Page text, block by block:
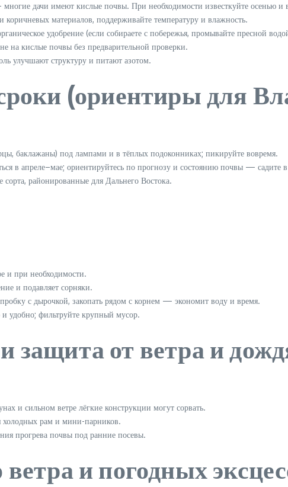
дачи имеют кислые почвы. При необходимости известкуйте осенью и
материалов, поддерживайте температуру и влажность.
удобрение (если собираете с побережья, промывайте пресной
кислые почвы без предварительной проверки.
улучшают структуру и питают азотом.
(ориентиры для
баклажаны) под лампами и в тёплых подоконниках; пикируйте вовремя.
в апреле–мае; ориентируйтесь по прогнозу и состоянию почвы — садите
районированные для Дальнего Востока.
при необходимости.
и подавляет сорняки.
с дырочкой, закопать рядом с корнем — экономит воду и время.
фильтруйте крупный мусор.
защита от ветра и
и сильном ветре лёгкие конструкции могут сорвать.
рам и мини-парников.
прогрева почвы под ранние посевы.
и погодных